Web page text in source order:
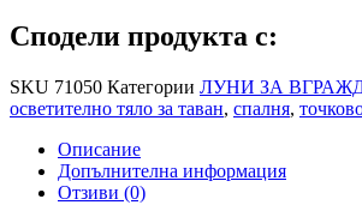
Сподели продукта с:
SKU 71050 Категории ЛУНИ ЗА
осветително тяло за таван, спалня,
Описание
Допълнителна информация
Отзиви (0)